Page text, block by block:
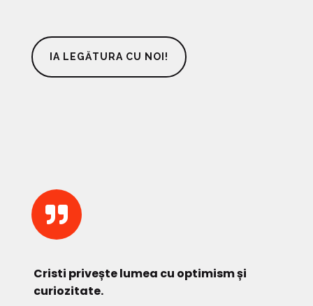
IA LEGĂTURA CU NOI!

Cristi privește lumea cu optimism și
curiozitate.